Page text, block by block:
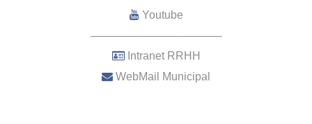
Youtube
–––––––––––––––––––––
Intranet RRHH
WebMail Municipal